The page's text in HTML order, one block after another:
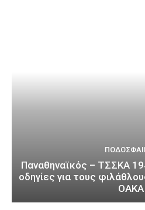
Παναθηναϊκός – ΤΣΣΚΑ
οδηγίες για τους
ΟΑΚΑ